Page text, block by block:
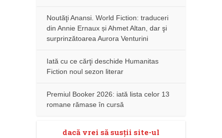
Noutăţi Anansi. World Fiction: traduceri
din Annie Ernaux și Ahmet Altan, dar şi
surprinzătoarea Aurora Venturini
Iată cu ce cărţi deschide Humanitas
Fiction noul sezon literar
Premiul Booker 2026: iată lista celor 13
romane rămase în cursă
dacă vrei să susţii site-ul